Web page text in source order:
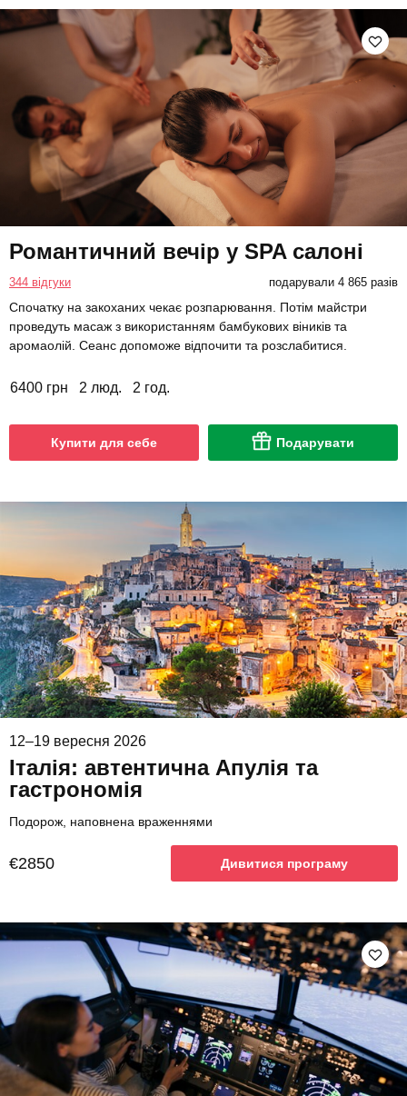
Романтичний вечір у SPA салоні
344 відгуки подарували 4 865 разів
Спочатку на закоханих чекає розпарювання. Потім майстри
проведуть масаж з використанням бамбукових віників та
аромаолій. Сеанс допоможе відпочити та розслабитися.
6400 грн 2 люд. 2 год.
Купити для себе Подарувати
12–19 вересня 2026
Італія: автентична Апулія та
гастрономія
Подорож, наповнена враженнями
€2850 Дивитися програму